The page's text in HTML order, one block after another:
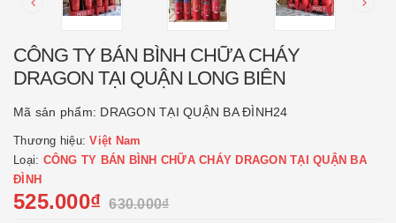
CÔNG TY BÁN BÌNH CHỮA CHÁY
DRAGON TẠI QUẬN LONG BIÊN
Mã sản phẩm: DRAGON TẠI QUẬN BA ĐÌNH24
Thương hiệu:Việt Nam
Loại: CÔNG TY BÁN BÌNH CHỮA CHÁY DRAGON TẠI QUẬN BA
ĐÌNH
525.000₫ 630.000₫